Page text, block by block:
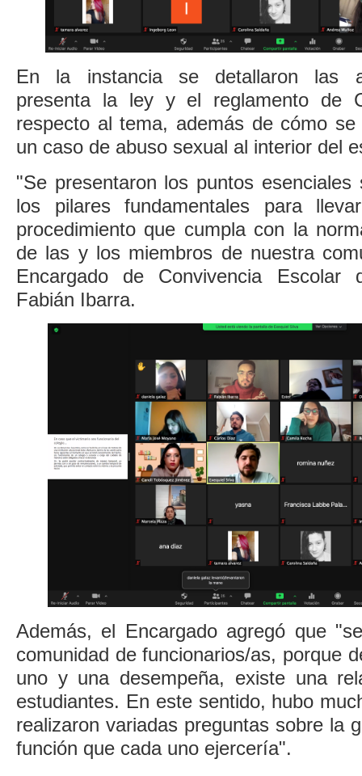
En la instancia se detallaron las
presenta la ley y el reglamento de
respecto al tema, además de cómo
un caso de abuso sexual al interior del
"Se presentaron los puntos
los pilares fundamentales para
procedimiento que cumpla con la
de las y los miembros de nuestra
Encargado de Convivencia Escolar
Fabián Ibarra.
Además, el Encargado agregó que
comunidad de funcionarios/as, porque
uno y una desempeña, existe una
estudiantes. En este sentido, hubo
realizaron variadas preguntas sobre la
función que cada uno ejercería".